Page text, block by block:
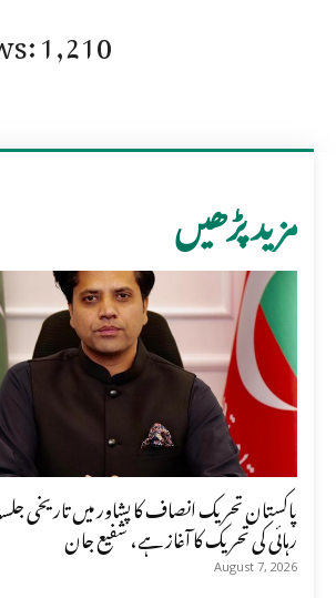
1,210
مزید پڑھیں
پاکستان تحریک انصاف کا پشاور میں تاریخی
رہائی کی تحریک کا آغاز ہے، شفیع جان
August 7, 2026